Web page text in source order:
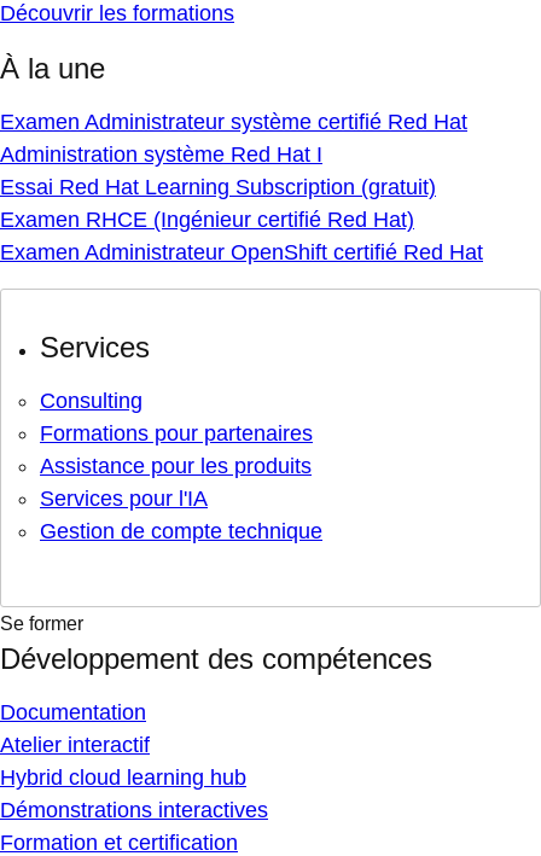
Découvrir les formations
À la une
Examen Administrateur système certifié Red Hat
Administration système Red Hat I
Essai Red Hat Learning Subscription (gratuit)
Examen RHCE (Ingénieur certifié Red Hat)
Examen Administrateur OpenShift certifié Red Hat
Services
Consulting
Formations pour partenaires
Assistance pour les produits
Services pour l'IA
Gestion de compte technique
Se former
Développement des compétences
Documentation
Atelier interactif
Hybrid cloud learning hub
Démonstrations interactives
Formation et certification